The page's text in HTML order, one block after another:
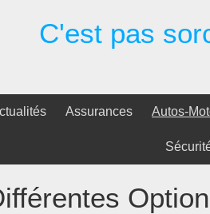
C'est pas
Assurances Autos-